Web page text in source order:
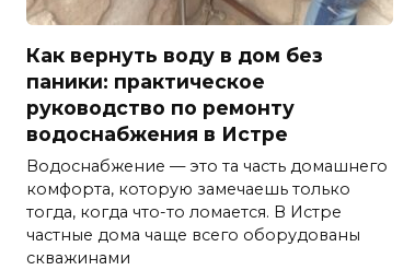
Как вернуть воду в дом без
паники: практическое
руководство по ремонту
водоснабжения в Истре
Водоснабжение — это та часть домашнего
комфорта, которую замечаешь только
тогда, когда что-то ломается. В Истре
частные дома чаще всего оборудованы
скважинами